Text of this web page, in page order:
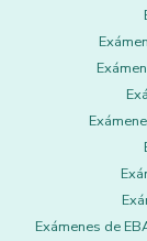
Exámenes de